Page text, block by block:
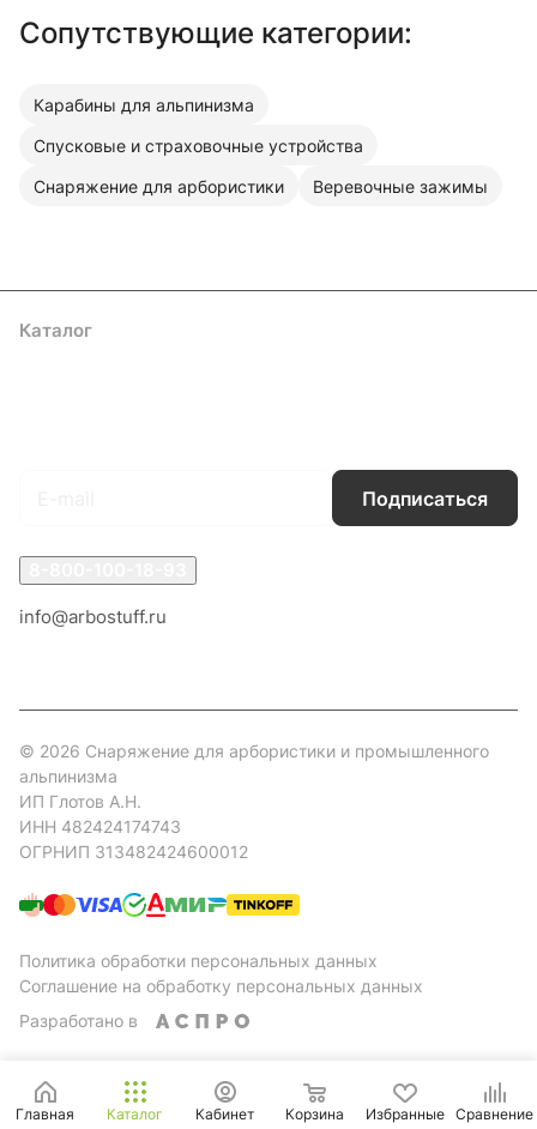
Сопутствующие категории:
Карабины для альпинизма
Спусковые и страховочные устройства
Снаряжение для арбористики
Веревочные зажимы
Каталог
Подписаться
info@arbostuff.ru
© 2026 Снаряжение для арбористики и промышленного
альпинизма
ИП Глотов А.Н.
ИНН 482424174743
ОГРНИП 313482424600012
Политика обработки персональных данных
Соглашение на обработку персональных данных
Разработано в
Главная Каталог Кабинет Корзина Избранные Сравнение